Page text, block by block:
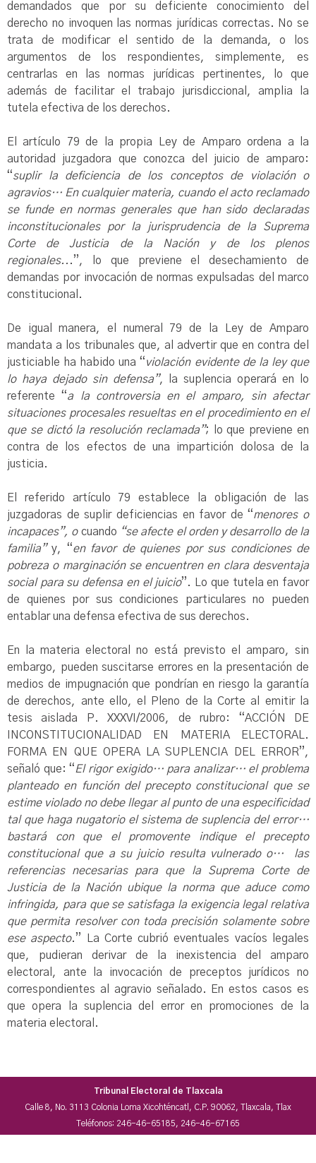
demandados que por su deficiente conocimiento del
derecho no invoquen las normas jurídicas correctas. No se
trata de modificar el sentido de la demanda, o los
argumentos de los respondientes, simplemente, es
centrarlas en las normas jurídicas pertinentes, lo que
además de facilitar el trabajo jurisdiccional, amplia la
tutela efectiva de los derechos.
El artículo 79 de la propia Ley de Amparo ordena a la
autoridad juzgadora que conozca del juicio de amparo:
“suplir la deficiencia de los conceptos de violación o
agravios… En cualquier materia, cuando el acto reclamado
se funde en normas generales que han sido declaradas
inconstitucionales por la jurisprudencia de la Suprema
Corte de Justicia de la Nación y de los plenos
regionales.. .”, lo que previene el desechamiento de
demandas por invocación de normas expulsadas del marco
constitucional.
De igual manera, el numeral 79 de la Ley de Amparo
mandata a los tribunales que, al advertir que en contra del
justiciable ha habido una “violación evidente de la ley que
lo haya dejado sin defensa”, la suplencia operará en lo
referente “a la controversia en el amparo, sin afectar
situaciones procesales resueltas en el procedimiento en el
que se dictó la resolución reclamada”; lo que previene en
contra de los efectos de una impartición dolosa de la
justicia.
El referido artículo 79 establece la obligación de las
juzgadoras de suplir deficiencias en favor de “menores o
incapaces”, o cuando “se afecte el orden y desarrollo de la
familia”y, “en favor de quienes por sus condiciones de
pobreza o marginación se encuentren en clara desventaja
social para su defensa en el juicio”. Lo que tutela en favor
de quienes por sus condiciones particulares no pueden
entablar una defensa efectiva de sus derechos.
En la materia electoral no está previsto el amparo, sin
embargo, pueden suscitarse errores en la presentación de
medios de impugnación que pondrían en riesgo la garantía
de derechos, ante ello, el Pleno de la Corte al emitir la
tesis aislada P. XXXVI/2006, de rubro: “ACCIÓN DE
INCONSTITUCIONALIDAD EN MATERIA ELECTORAL.
FORMA EN QUE OPERA LA SUPLENCIA DEL ERROR”,
señaló que: “El rigor exigido… para analizar… el problema
planteado en función del precepto constitucional que se
estime violado no debe llegar al punto de una especificidad
tal que haga nugatorio el sistema de suplencia del error…
bastará con que el promovente indique el precepto
constitucional que a su juicio resulta vulnerado o… las
referencias necesarias para que la Suprema Corte de
Justicia de la Nación ubique la norma que aduce como
infringida, para que se satisfaga la exigencia legal relativa
que permita resolver con toda precisión solamente sobre
ese aspecto.” La Corte cubrió eventuales vacíos legales
que, pudieran derivar de la inexistencia del amparo
electoral, ante la invocación de preceptos jurídicos no
correspondientes al agravio señalado. En estos casos es
que opera la suplencia del error en promociones de la
materia electoral.
Tribunal Electoral de Tlaxcala
Calle 8, No. 3113 Colonia Loma Xicohténcatl, C.P. 90062, Tlaxcala, Tlax
Teléfonos: 246-46-65185, 246-46-67165